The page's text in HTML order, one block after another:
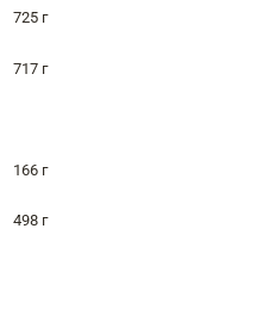
725 г
717 г
166 г
498 г